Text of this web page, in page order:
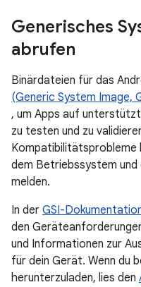
Generisches
abrufen
Binärdateien für das
(Generic System Image,
, um Apps auf
zu testen und zu
Kompatibilitätsprobleme
dem Betriebssystem und
melden.
In der GSI-
den
und Informationen zur
für dein Gerät. Wenn du
herunterzuladen, lies den